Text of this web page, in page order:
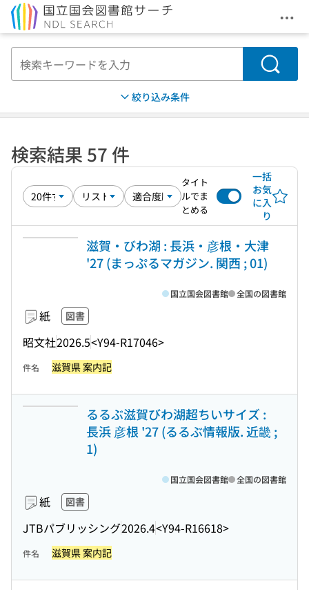
メ
検索
絞り込み条件
検索結果 57 件
タイト
ルでま
とめる
一括
お気
に入
り
滋賀・びわ湖 : 長浜・彦根・大津
'27 (まっぷるマガジン. 関西 ; 01)
紙 図書
昭文社2026.5<Y94-R17046>
国立国会図書館 全国の図書館
件名 滋賀県 案内記
るるぶ滋賀びわ湖超ちいサイズ :
長浜 彦根 '27 (るるぶ情報版. 近畿 ;
1)
紙 図書
JTBパブリッシング2026.4<Y94-R16618>
国立国会図書館 全国の図書館
件名 滋賀県 案内記